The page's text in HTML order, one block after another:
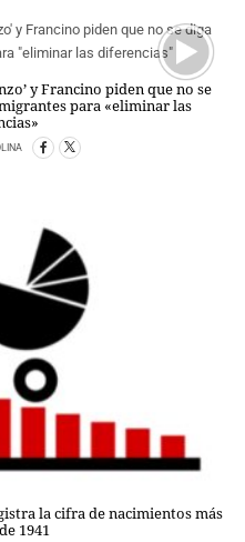
y Francino piden que no se
para «eliminar las
la cifra de nacimientos más
1941